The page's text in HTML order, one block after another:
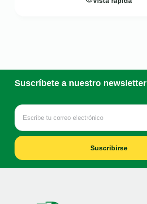
Suscríbete a nuestro newsletter
Suscribirse